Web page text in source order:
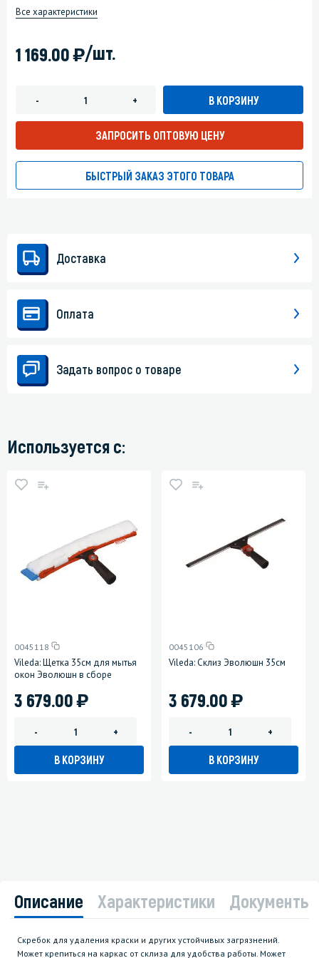
Все характеристики
1 169.00)/шт.
- + В КОРЗИНУ
ЗАПРОСИТЬ ОПТОВУЮ ЦЕНУ
БЫСТРЫЙ ЗАКАЗ ЭТОГО ТОВАРА
Доставка
Оплата
Задать вопрос о товаре
Используется с:
0045118
Vileda: Щетка 35см для мытья
окон Эволюшн в сборе
3 679.00)
- +
В КОРЗИНУ
0045106
Vileda: Склиз Эволюшн 35см
3 679.00)
- +
В КОРЗИНУ
Описание Характеристики Документы
Скребок для удаления краски и других устойчивых загрязнений.
Может крепиться на каркас от склиза для удобства работы. Может